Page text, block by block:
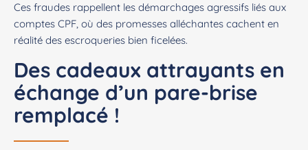
Ces fraudes rappellent les démarchages agressifs liés aux
comptes CPF, où des promesses alléchantes cachent en
réalité des escroqueries bien ficelées.
Des cadeaux attrayants en
échange d’un pare-brise
remplacé !